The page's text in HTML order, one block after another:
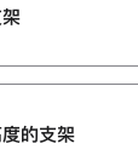
的支‍架